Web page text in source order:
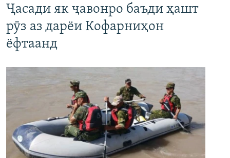
Ҷасади як ҷавонро баъди ҳашт
рӯз аз дарёи Кофарниҳон
ёфтаанд